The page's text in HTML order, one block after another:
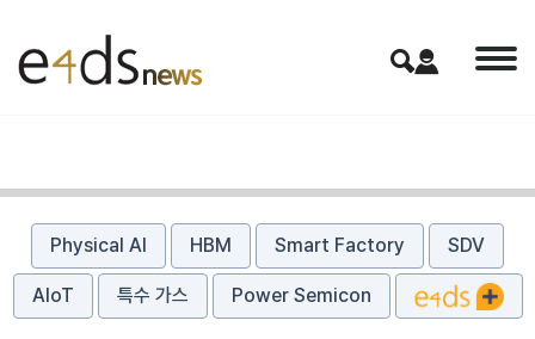
Physical AI HBM Smart Factory SDV
AIoT 특수 가스 Power Semicon